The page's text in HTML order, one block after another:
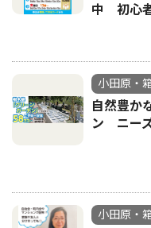
中 初心
小田原・
自然豊か
ン ニー
小田原・